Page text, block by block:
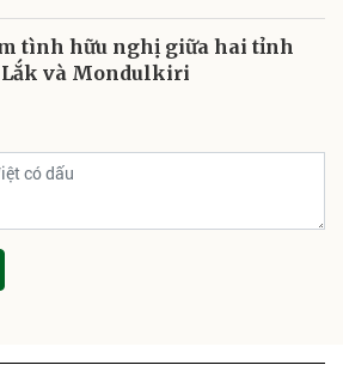
tình hữu nghị giữa hai tỉnh
và Mondulkiri